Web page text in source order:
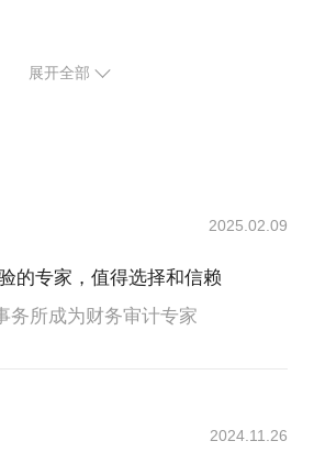
展开全部
2025.02.09
的专家，值得选择和信赖
务所成为财务审计专家
2024.11.26